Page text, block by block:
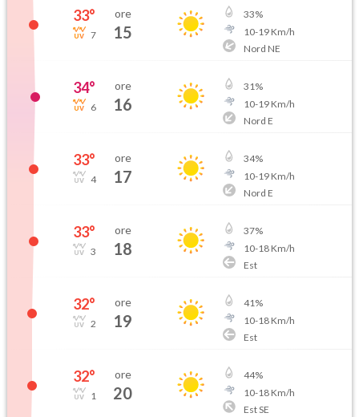
33°
7
ore
15
33%
10-19Km/h
Nord NE
34°
6
ore
16
31%
10-19Km/h
Nord E
33°
4
ore
17
34%
10-19Km/h
Nord E
33°
3
ore
18
37%
10-18Km/h
Est
32°
2
ore
19
41%
10-18Km/h
Est
32°
1
ore
20
44%
10-18Km/h
Est SE